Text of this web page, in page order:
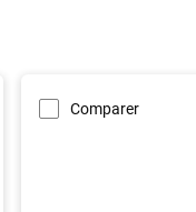
Comparer